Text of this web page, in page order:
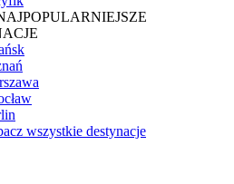
wszystkie destynacje